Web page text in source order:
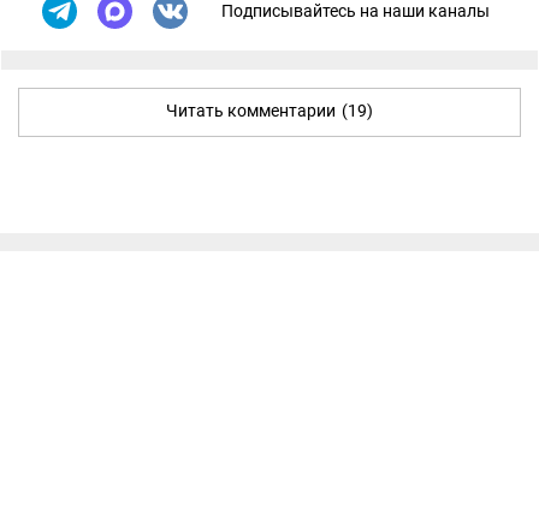
Подписывайтесь на наши каналы
Читать комментарии (19)